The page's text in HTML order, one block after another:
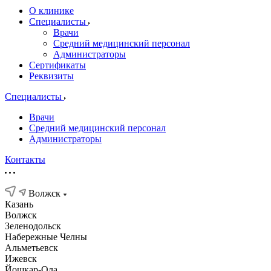
О клинике
Специалисты
Врачи
Средний медицинский персонал
Администраторы
Сертификаты
Реквизиты
Специалисты
Врачи
Средний медицинский персонал
Администраторы
Контакты
Волжск
Казань
Волжск
Зеленодольск
Набережные Челны
Альметьевск
Ижевск